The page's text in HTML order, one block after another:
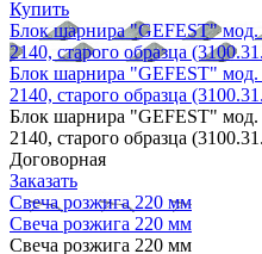
Купить
Блок шарнира "GEFEST" мод.
2140, старого образца
Блок шарнира "GEFEST" мод.
2140, старого образца
Блок шарнира "GEFEST" мод.
2140, старого образца
Договорная
Заказать
Свеча розжига 220 мм
Свеча розжига 220 мм
Свеча розжига 220 мм